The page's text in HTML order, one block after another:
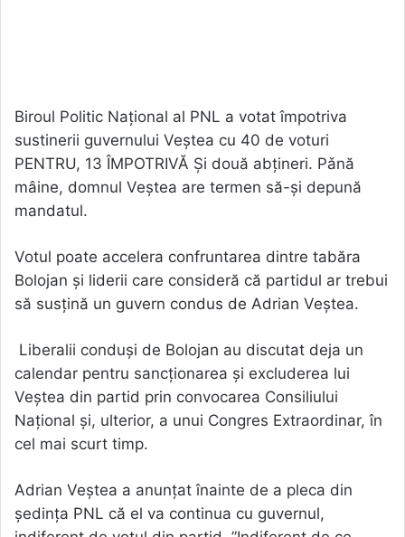
Biroul Politic Național al PNL a votat împotriva
sustinerii guvernului Veștea cu 40 de voturi
PENTRU, 13 ÎMPOTRIVĂ Și două abțineri. Pǎnă
mâine, domnul Veștea are termen să-și depună
mandatul.
Votul poate accelera confruntarea dintre tabăra
Bolojan și liderii care consideră că partidul ar trebui
să susțină un guvern condus de Adrian Veștea.
Liberalii conduși de Bolojan au discutat deja un
calendar pentru sancționarea și excluderea lui
Veștea din partid prin convocarea Consiliului
Național și, ulterior, a unui Congres Extraordinar, în
cel mai scurt timp.
Adrian Veștea a anunțat înainte de a pleca din
ședința PNL că el va continua cu guvernul,